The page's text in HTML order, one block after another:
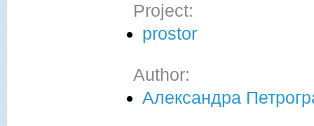
Project:
prostor
Author:
Александра